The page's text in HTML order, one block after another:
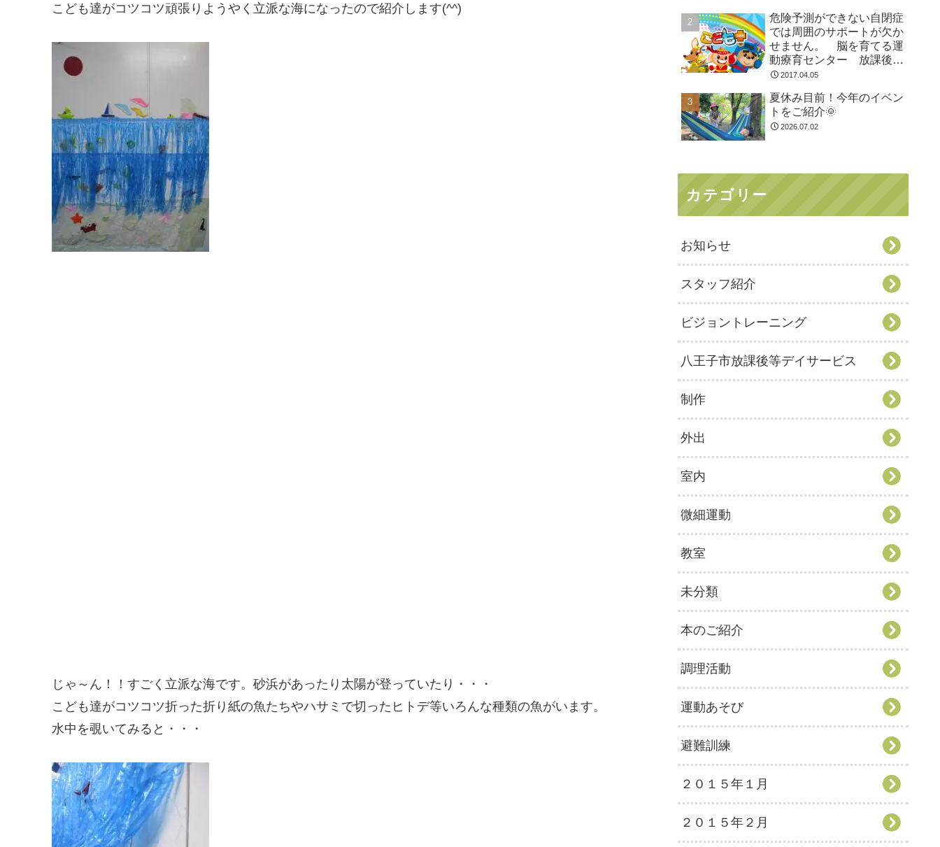
こども達がコツコツ頑張りようやく立派な海になったので紹介します(^^)
じゃ～ん！！すごく立派な海です。砂浜があったり太陽が登っていたり・・・
こども達がコツコツ折った折り紙の魚たちやハサミで切ったヒトデ等いろんな種類の魚がいます。
水中を覗いてみると・・・
危険予測ができない自閉症
では周囲のサポートが欠か
せません。 脳を育てる運
動療育センター 放課後等
デイサービスのチャイル
2017.04.05
夏休み目前！今年のイベン
トをご紹介🌞
2026.07.02
カテゴリー
お知らせ
スタッフ紹介
ビジョントレーニング
八王子市放課後等デイサービス
制作
外出
室内
微細運動
教室
未分類
本のご紹介
調理活動
運動あそび
避難訓練
２０１５年１月
２０１５年２月